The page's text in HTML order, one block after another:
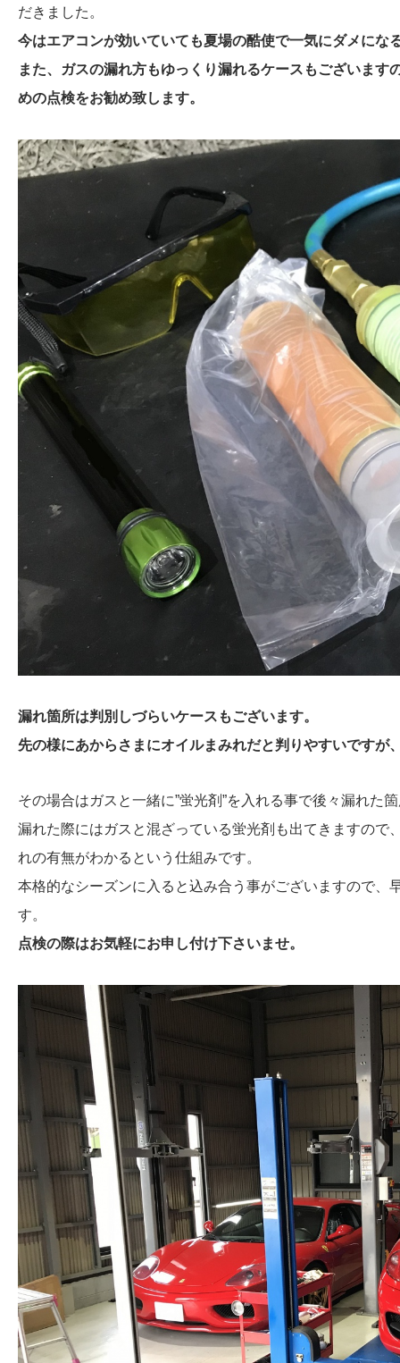
だきました。
今はエアコンが効いていても夏場の酷使で一気にダメにな
また、ガスの漏れ方もゆっくり漏れるケースもございま
めの点検をお勧め致します。
漏れ箇所は判別しづらいケースもございます。
先の様にあからさまにオイルまみれだと判りやすいです
その場合はガスと一緒に”蛍光剤”を入れる事で後々漏れた
漏れた際にはガスと混ざっている蛍光剤も出てきますので
れの有無がわかるという仕組みです。
本格的なシーズンに入ると込み合う事がございますので、
す。
点検の際はお気軽にお申し付け下さいませ。